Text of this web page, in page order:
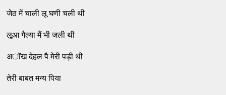
जेठ में चाली लू घणी चली थी
लूआ गैल्‍या मैं भी जली थी
अॉख देहल पै मेरी पड़ी थी
तेरी बाबत मन्‍य पिया